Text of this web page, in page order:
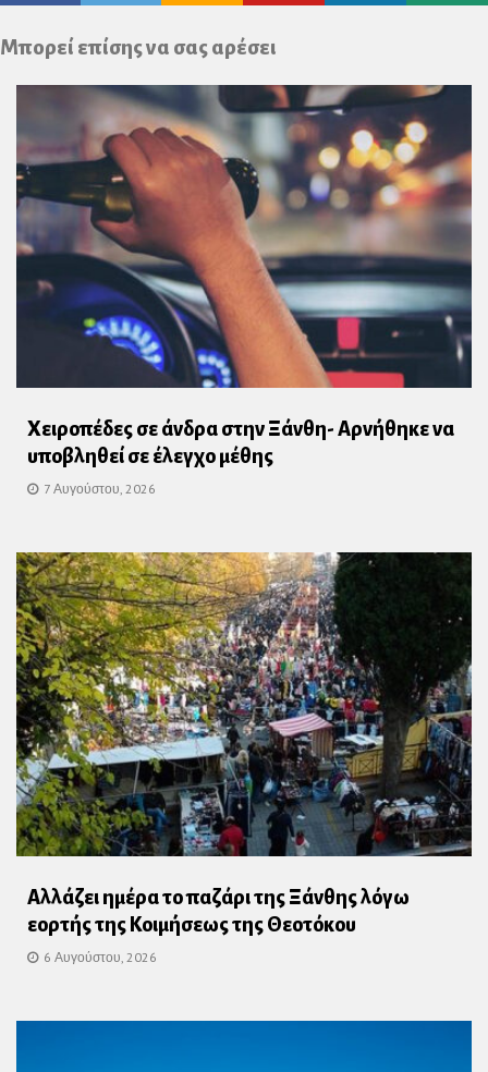
Plus
Μπορεί επίσης να σας αρέσει
Χειροπέδες σε άνδρα στην Ξάνθη- Αρνήθηκε να
υποβληθεί σε έλεγχο μέθης
7 Αυγούστου, 2026
Αλλάζει ημέρα το παζάρι της Ξάνθης λόγω
εορτής της Κοιμήσεως της Θεοτόκου
6 Αυγούστου, 2026